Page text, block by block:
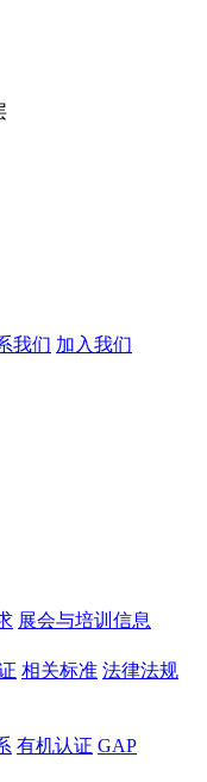
我们 加入我们
展会与培训信息
相关标准 法律法规
有机认证 GAP